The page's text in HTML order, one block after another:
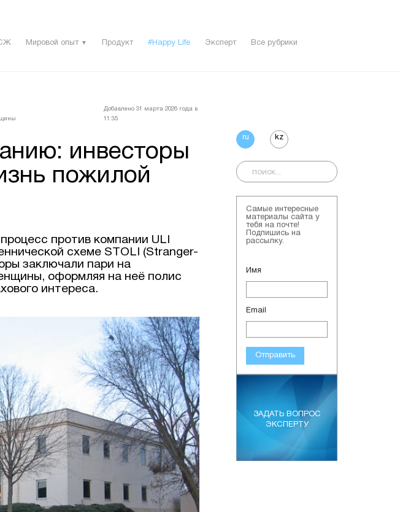
Мировой опыт ▼ Продукт #Happy Life Эксперт Все рубрики
Добавлено 31 мартa 2026 года в
11:35
инвесторы
пожилой
против компании ULI
схеме STOLI (Stranger-
заключали пари на
оформляя на неё полис
интереса.
ru kz
Самые интересные
материалы сайта у
тебя на почте!
Подпишись на
рассылку.
Имя
Email
Отправить
ЗАДАТЬ ВОПРОС
ЭКСПЕРТУ